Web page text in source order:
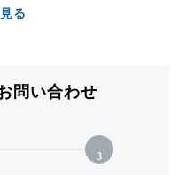
い）
坪)
階建 / 1階部分
る
問い合わせ
3